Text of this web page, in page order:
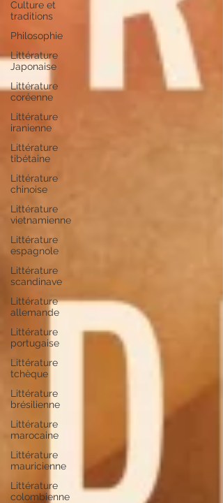
Culture et
traditions
Philosophie
Littérature
Japonaise
Littérature
coréenne
Littérature
iranienne
Littérature
tibétaine
Littérature
chinoise
Littérature
vietnamienne
Littérature
espagnole
Littérature
scandinave
Littérature
allemande
Littérature
portugaise
Littérature
tchèque
Littérature
brésilienne
Littérature
marocaine
Littérature
mauricienne
Littérature
colombienne